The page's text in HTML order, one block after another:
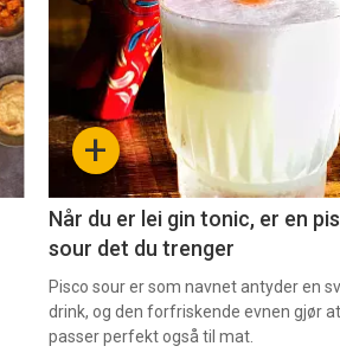
akkurat
nå
-
+
Når du er lei gin tonic, er en
sour det du trenger
Pisco sour er som navnet antyder en
drink, og den forfriskende evnen gjør
passer perfekt også til mat.